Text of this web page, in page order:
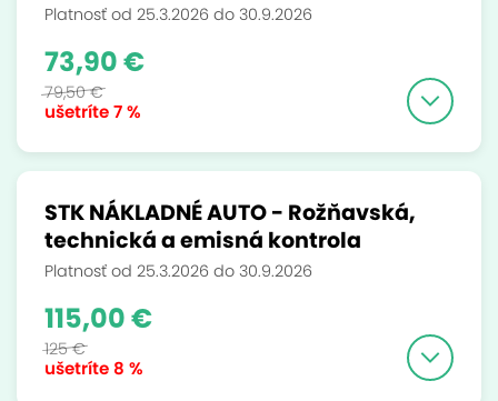
Platnosť od 25.3.2026 do 30.9.2026
ušetríte7 %
73,90 €
79,50 €
STK NÁKLADNÉ AUTO - Rožňavská,
technická a emisná kontrola
Platnosť od 25.3.2026 do 30.9.2026
ušetríte 8 %
115,00 €
125 €